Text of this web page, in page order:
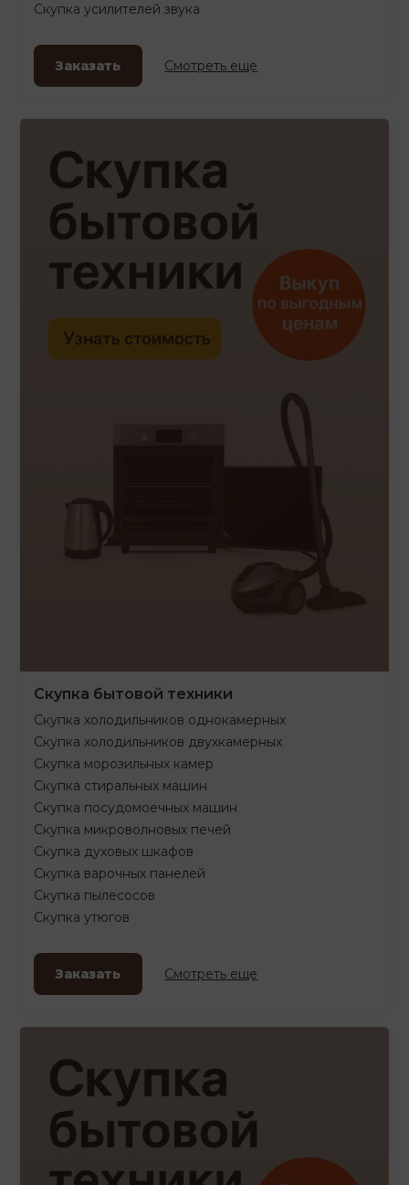
Скупка усилителей звука
Заказать Смотреть еще
Скупка бытовой техники
Скупка холодильников однокамерных
Скупка холодильников двухкамерных
Скупка морозильных камер
Скупка стиральных машин
Скупка посудомоечных машин
Скупка микроволновых печей
Скупка духовых шкафов
Скупка варочных панелей
Скупка пылесосов
Скупка утюгов
Заказать Смотреть еще